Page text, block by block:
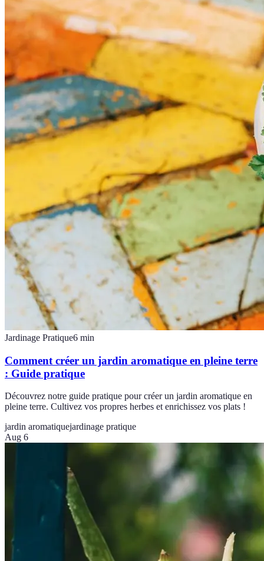
Jardinage Pratique6 min
Comment créer un jardin aromatique en pleine terre
: Guide pratique
Découvrez notre guide pratique pour créer un jardin aromatique en
pleine terre. Cultivez vos propres herbes et enrichissez vos plats !
jardin aromatiquejardinage pratique
Aug 6